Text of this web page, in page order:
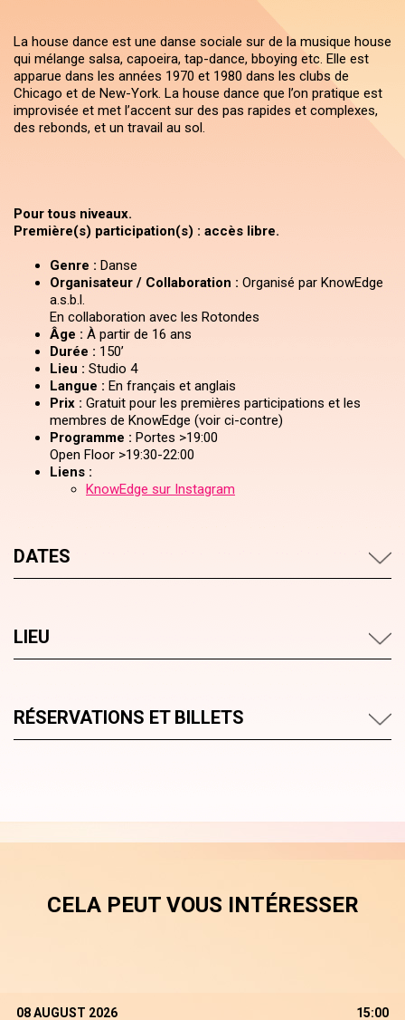
La house dance est une danse sociale sur de la musique house
qui mélange salsa, capoeira, tap-dance, bboying etc. Elle est
apparue dans les années 1970 et 1980 dans les clubs de
Chicago et de New-York. La house dance que l’on pratique est
improvisée et met l’accent sur des pas rapides et complexes,
des rebonds, et un travail au sol.
Pour tous niveaux.
Première(s) participation(s) : accès libre.
Genre : Danse
Organisateur / Collaboration : Organisé par KnowEdge
a.s.b.l.
En collaboration avec les Rotondes
Âge : À partir de 16 ans
Durée : 150’
Lieu : Studio 4
Langue : En français et anglais
Prix : Gratuit pour les premières participations et les
membres de KnowEdge (voir ci-contre)
Programme : Portes >19:00
Open Floor >19:30-22:00
Liens :
KnowEdge sur Instagram
DATES
LIEU
RÉSERVATIONS ET BILLETS
CELA PEUT VOUS INTÉRESSER
08 AUGUST 2026 15:00